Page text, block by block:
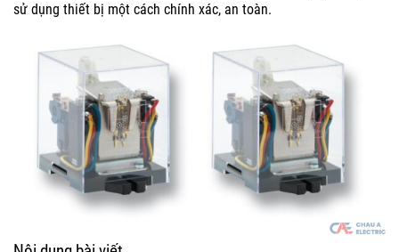
sử dụng thiết bị một cách chính xác, an toàn.